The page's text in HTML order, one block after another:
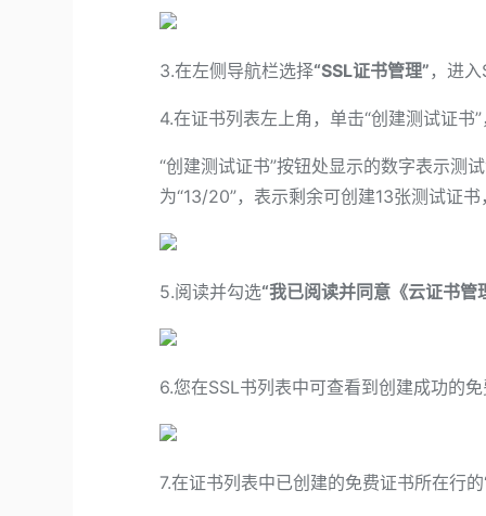
3.在左侧导航栏选择“SSL证书管理” ，进
4.在证书列表左上角，单击“创建测试证书
“创建测试证书”按钮处显示的数字表示测
为“13/20”，表示剩余可创建13张测试证
5.阅读并勾选“我已阅读并同意《云证书
6.您在SSL书列表中可查看到创建成功的
7.在证书列表中已创建的免费证书所在行的